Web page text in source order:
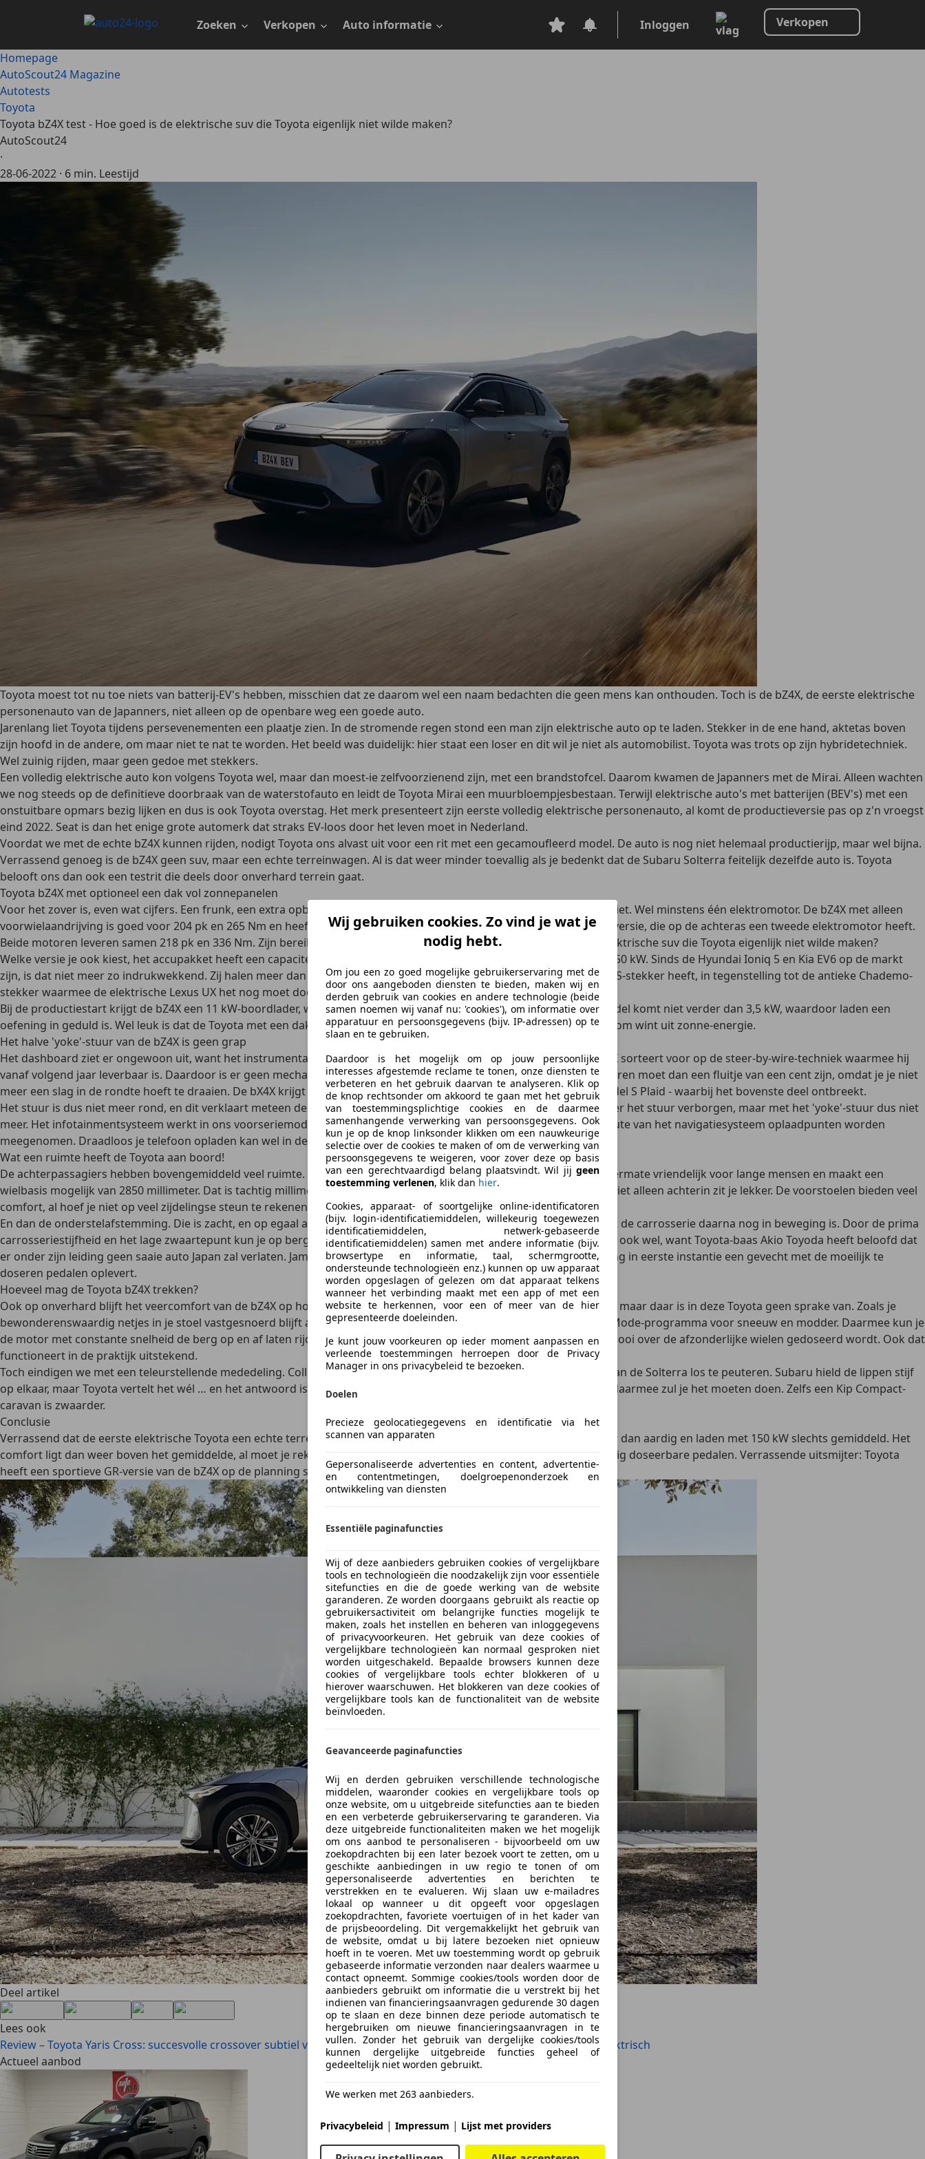
Zoeken Verkopen Auto informatie Inloggen Verkopen
Wij gebruiken cookies. Zo vind je wat je
nodig hebt.
Om jou een zo goed mogelijke gebruikerservaring met de
door ons aangeboden diensten te bieden, maken wij en
derden gebruik van cookies en andere technologie (beide
samen noemen wij vanaf nu: 'cookies'), om informatie over
apparatuur en persoonsgegevens (bijv. IP-adressen) op te
slaan en te gebruiken.
Daardoor is het mogelijk om op jouw persoonlijke
interesses afgestemde reclame te tonen, onze diensten te
verbeteren en het gebruik daarvan te analyseren. Klik op
de knop rechtsonder om akkoord te gaan met het gebruik
van toestemmingsplichtige cookies en de daarmee
samenhangende verwerking van persoonsgegevens. Ook
kun je op de knop linksonder klikken om een nauwkeurige
selectie over de cookies te maken of om de verwerking van
persoonsgegevens te weigeren, voor zover deze op basis
van een gerechtvaardigd belang plaatsvindt. Wil jij geen
toestemming verlenen, klik dan hier.
Cookies, apparaat- of soortgelijke online-identificatoren
(bijv. login-identificatiemiddelen, willekeurig toegewezen
identificatiemiddelen, netwerk-gebaseerde
identificatiemiddelen) samen met andere informatie (bijv.
browsertype en informatie, taal, schermgrootte,
ondersteunde technologieën enz.) kunnen op uw apparaat
worden opgeslagen of gelezen om dat apparaat telkens
wanneer het verbinding maakt met een app of met een
website te herkennen, voor een of meer van de hier
gepresenteerde doeleinden.
Je kunt jouw voorkeuren op ieder moment aanpassen en
verleende toestemmingen herroepen door de Privacy
Manager in ons privacybeleid te bezoeken.
Doelen
Precieze geolocatiegegevens en identificatie via het
scannen van apparaten
Gepersonaliseerde advertenties en content, advertentie-
en contentmetingen, doelgroepenonderzoek en
ontwikkeling van diensten
Essentiële paginafuncties
Wij of deze aanbieders gebruiken cookies of vergelijkbare
tools en technologieën die noodzakelijk zijn voor essentiële
sitefuncties en die de goede werking van de website
garanderen. Ze worden doorgaans gebruikt als reactie op
gebruikersactiviteit om belangrijke functies mogelijk te
maken, zoals het instellen en beheren van inloggegevens
of privacyvoorkeuren. Het gebruik van deze cookies of
vergelijkbare technologieën kan normaal gesproken niet
worden uitgeschakeld. Bepaalde browsers kunnen deze
cookies of vergelijkbare tools echter blokkeren of u
hierover waarschuwen. Het blokkeren van deze cookies of
vergelijkbare tools kan de functionaliteit van de website
beïnvloeden.
Geavanceerde paginafuncties
Wij en derden gebruiken verschillende technologische
middelen, waaronder cookies en vergelijkbare tools op
onze website, om u uitgebreide sitefuncties aan te bieden
en een verbeterde gebruikerservaring te garanderen. Via
deze uitgebreide functionaliteiten maken we het mogelijk
om ons aanbod te personaliseren - bijvoorbeeld om uw
zoekopdrachten bij een later bezoek voort te zetten, om u
geschikte aanbiedingen in uw regio te tonen of om
gepersonaliseerde advertenties en berichten te
verstrekken en te evalueren. Wij slaan uw e-mailadres
lokaal op wanneer u dit opgeeft voor opgeslagen
zoekopdrachten, favoriete voertuigen of in het kader van
de prijsbeoordeling. Dit vergemakkelijkt het gebruik van
de website, omdat u bij latere bezoeken niet opnieuw
hoeft in te voeren. Met uw toestemming wordt op gebruik
gebaseerde informatie verzonden naar dealers waarmee u
contact opneemt. Sommige cookies/tools worden door de
aanbieders gebruikt om informatie die u verstrekt bij het
indienen van financieringsaanvragen gedurende 30 dagen
op te slaan en deze binnen deze periode automatisch te
hergebruiken om nieuwe financieringsaanvragen in te
vullen. Zonder het gebruik van dergelijke cookies/tools
kunnen dergelijke uitgebreide functies geheel of
gedeeltelijk niet worden gebruikt.
We werken met 263 aanbieders.
Privacybeleid | Impressum | Lijst met providers
Homepage
AutoScout24 Magazine
Autotests
Toyota
Toyota bZ4X test - Hoe goed is de elektrische suv die Toyota eigenlijk niet wilde maken?
AutoScout24
·
28-06-2022 · 6 min. Leestijd
Toyota moest tot nu toe niets van batterij-EV's hebben, misschien dat ze daarom wel een naam bedachten die geen mens kan onthouden. Toch is de bZ4X, de eerste elektrische
personenauto van de Japanners, niet alleen op de openbare weg een goede auto.
Jarenlang liet Toyota tijdens persevenementen een plaatje zien. In de stromende regen stond een man zijn elektrische auto op te laden. Stekker in de ene hand, aktetas boven
zijn hoofd in de andere, om maar niet te nat te worden. Het beeld was duidelijk: hier staat een loser en dit wil je niet als automobilist. Toyota was trots op zijn hybridetechniek.
Wel zuinig rijden, maar geen gedoe met stekkers.
Een volledig elektrische auto kon volgens Toyota wel, maar dan moest-ie zelfvoorzienend zijn, met een brandstofcel. Daarom kwamen de Japanners met de Mirai. Alleen wachten
we nog steeds op de definitieve doorbraak van de waterstofauto en leidt de Toyota Mirai een muurbloempjesbestaan. Terwijl elektrische auto's met batterijen (BEV's) met een
onstuitbare opmars bezig lijken en dus is ook Toyota overstag. Het merk presenteert zijn eerste volledig elektrische personenauto, al komt de productieversie pas op z'n vroegst
eind 2022. Seat is dan het enige grote automerk dat straks EV-loos door het leven moet in Nederland.
Voordat we met de echte bZ4X kunnen rijden, nodigt Toyota ons alvast uit voor een rit met een gecamoufleerd model. De auto is nog niet helemaal productierijp, maar wel bijna.
Verrassend genoeg is de bZ4X geen suv, maar een echte terreinwagen. Al is dat weer minder toevallig als je bedenkt dat de Subaru Solterra feitelijk dezelfde auto is. Toyota
belooft ons dan ook een testrit die deels door onverhard terrein gaat.
Toyota bZ4X met optioneel een dak vol zonnepanelen
Voor het zover is, even wat cijfers. Een frunk, een extra opbergvak voor de laadkabel voorin de auto, heeft de Toyota niet. Wel minstens één elektromotor. De bZ4X met alleen
voorwielaandrijving is goed voor 204 pk en 265 Nm en heeft een actieradius van 450 kilometer. Wij rijden met de 4WD-versie, die op de achteras een tweede elektromotor heeft.
Beide motoren leveren samen 218 pk en 336 Nm. Zijn bereik ligt op 410 kilometer. Toyota bZ4X test - Hoe goed is de elektrische suv die Toyota eigenlijk niet wilde maken?
Welke versie je ook kiest, het accupakket heeft een capaciteit van 71,4 kWh en kan worden opgeladen met maximaal 150 kW. Sinds de Hyundai Ioniq 5 en Kia EV6 op de markt
zijn, is dat niet meer zo indrukwekkend. Zij halen meer dan 200 kW. Daar staat tegenover dat de bZ4X een moderne CCS-stekker heeft, in tegenstelling tot de antieke Chademo-
stekker waarmee de elektrische Lexus UX het nog moet doen.
Bij de productiestart krijgt de bZ4X een 11 kW-boordlader, waardoor driefasenladen mogelijk wordt. Ons voorseriemodel komt niet verder dan 3,5 kW, waardoor laden een
oefening in geduld is. Wel leuk is dat de Toyota met een dak vol zonnepanelen kan worden uitgerust, waardoor je stroom wint uit zonne-energie.
Het halve 'yoke'-stuur van de bZ4X is geen grap
Het dashboard ziet er ongewoon uit, want het instrumentarium steekt net als bij Peugeot boven het stuur uit. De bZ4X sorteert voor op de steer-by-wire-techniek waarmee hij
vanaf volgend jaar leverbaar is. Daardoor is er geen mechanische verbinding meer tussen stuur en wielen. Manoeuvreren moet dan een fluitje van een cent zijn, omdat je je niet
meer een slag in de rondte hoeft te draaien. De bX4X krijgt in 2023 een zogenaamd Yoke-stuurtje - net als de Tesla Model S Plaid - waarbij het bovenste deel ontbreekt.
Het stuur is dus niet meer rond, en dit verklaart meteen de positie van het instrumentarium. Dat zit nu nog deels achter het stuur verborgen, maar met het 'yoke'-stuur dus niet
meer. Het infotainmentsysteem werkt in ons voorseriemodel nog niet zo goed. Zo kunnen we nog niet zien of in de route van het navigatiesysteem oplaadpunten worden
meegenomen. Draadloos je telefoon opladen kan wel in de productieversie.
Wat een ruimte heeft de Toyota aan boord!
De achterpassagiers hebben bovengemiddeld veel ruimte. Het samen met Subaru ontwikkelde eTMGA-platform is uitermate vriendelijk voor lange mensen en maakt een
wielbasis mogelijk van 2850 millimeter. Dat is tachtig millimeter meer dan de ook al niet krappe Skoda Enyaq iV. Maar niet alleen achterin zit je lekker. De voorstoelen bieden veel
comfort, al hoef je niet op veel zijdelingse steun te rekenen.
En dan de onderstelafstemming. Die is zacht, en op egaal asfalt worden oneffenheden mooi gladgestreken zonder dat de carrosserie daarna nog in beweging is. Door de prima
carrosseriestijfheid en het lage zwaartepunt kun je op bergwegen best veel plezier aan deze Toyota beleven. Dat moet ook wel, want Toyota-baas Akio Toyoda heeft beloofd dat
er onder zijn leiding geen saaie auto Japan zal verlaten. Jammer dat de besturing wel erg licht is en dat one pedal driving in eerste instantie een gevecht met de moeilijk te
doseren pedalen oplevert.
Hoeveel mag de Toyota bZ4X trekken?
Ook op onverhard blijft het veercomfort van de bZ4X op hoog niveau. Vaak dringen vibraties door tot je vingertoppen, maar daar is in deze Toyota geen sprake van. Zoals je
bewonderenswaardig netjes in je stoel vastgesnoerd blijft als het terrein onherbergzaam wordt. De auto heeft een X Mode-programma voor sneeuw en modder. Daarmee kun je
de motor met constante snelheid de berg op en af laten rijden en zorgt computertechniek ervoor dat het vermogen mooi over de afzonderlijke wielen gedoseerd wordt. Ook dat
functioneert in de praktijk uitstekend.
Toch eindigen we met een teleurstellende mededeling. Collega Bart Smakman probeerde bij Subaru het trekgewicht van de Solterra los te peuteren. Subaru hield de lippen stijf
op elkaar, maar Toyota vertelt het wél … en het antwoord is een teleurstelling voor caravantrekkers. 750 luizige kilo's, daarmee zul je het moeten doen. Zelfs een Kip Compact-
caravan is zwaarder.
Conclusie
Verrassend dat de eerste elektrische Toyota een echte terreinwagen is, al is de actieradius van 410 kilometer niet meer dan aardig en laden met 150 kW slechts gemiddeld. Het
comfort ligt dan weer boven het gemiddelde, al moet je rekening houden met een indirecte en lichte besturing en matig doseerbare pedalen. Verrassende uitsmijter: Toyota
heeft een sportieve GR-versie van de bZ4X op de planning staan.
Deel artikel
Lees ook
Review – Toyota Yaris Cross: succesvolle crossover subtiel verbeterdReview – Toyota Hilux: onverwoestbaar, nu ook elektrisch
Actueel aanbod